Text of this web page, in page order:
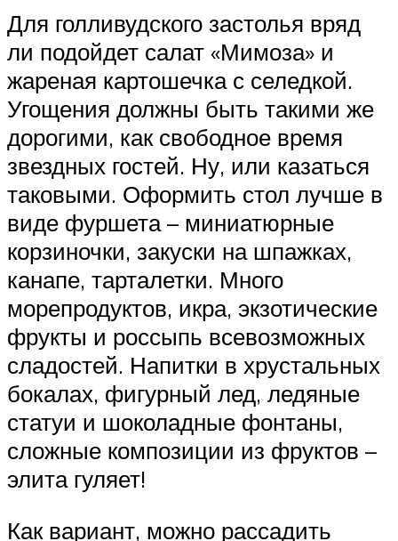
Для голливудского застолья вряд
ли подойдет салат «Мимоза» и
жареная картошечка с селедкой.
Угощения должны быть такими же
дорогими, как свободное время
звездных гостей. Ну, или казаться
таковыми. Оформить стол лучше в
виде фуршета – миниатюрные
корзиночки, закуски на шпажках,
канапе, тарталетки. Много
морепродуктов, икра, экзотические
фрукты и россыпь всевозможных
сладостей. Напитки в хрустальных
бокалах, фигурный лед, ледяные
статуи и шоколадные фонтаны,
сложные композиции из фруктов –
элита гуляет!
Как вариант, можно рассадить